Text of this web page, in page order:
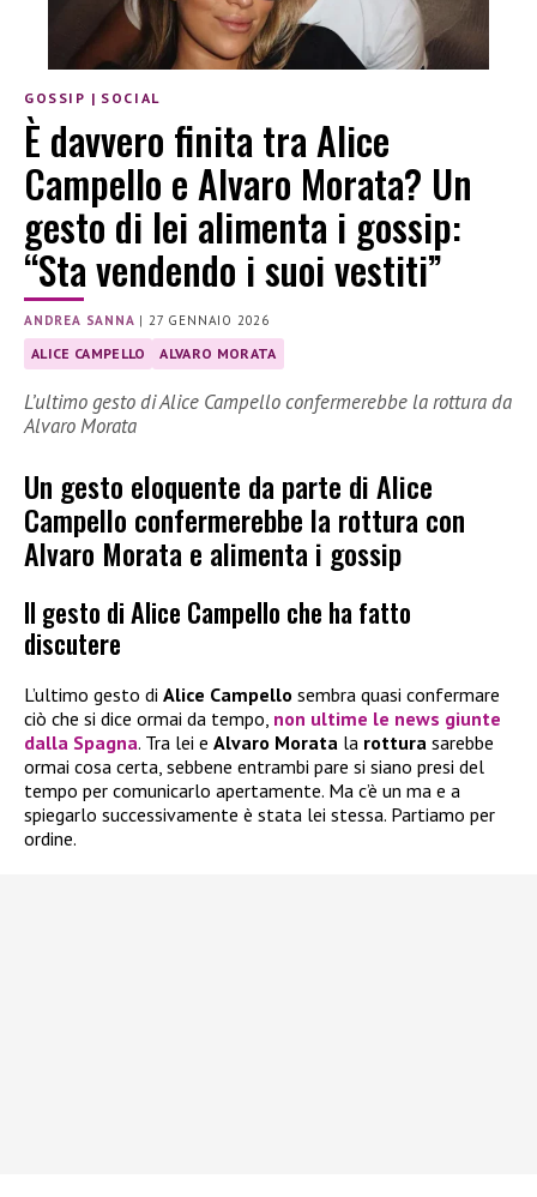
GOSSIP | SOCIAL
È davvero finita tra Alice
Campello e Alvaro Morata? Un
gesto di lei alimenta i gossip:
“Sta vendendo i suoi vestiti”
ANDREA SANNA |27 GENNAIO 2026
ALICE CAMPELLO ALVARO MORATA
L’ultimo gesto di Alice Campello confermerebbe la rottura da
Alvaro Morata
Un gesto eloquente da parte di Alice
Campello confermerebbe la rottura con
Alvaro Morata e alimenta i gossip
Il gesto di Alice Campello che ha fatto
discutere
L’ultimo gesto di Alice Campello sembra quasi confermare
ciò che si dice ormai da tempo, non ultime le news giunte
dalla Spagna. Tra lei e Alvaro Morata la rottura sarebbe
ormai cosa certa, sebbene entrambi pare si siano presi del
tempo per comunicarlo apertamente. Ma c’è un ma e a
spiegarlo successivamente è stata lei stessa. Partiamo per
ordine.